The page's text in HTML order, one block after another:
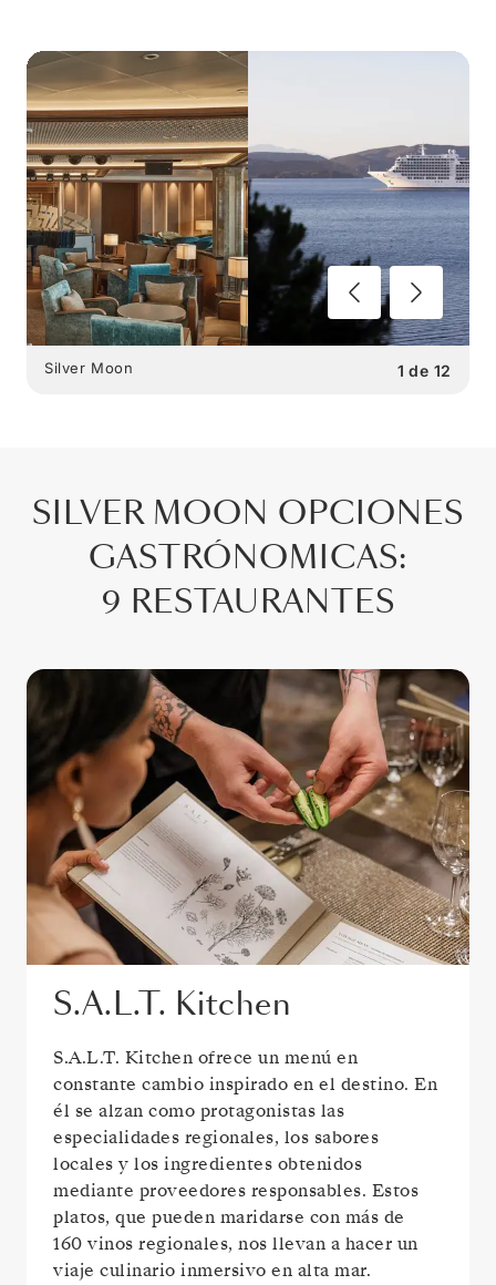
1 de 12
Silver Moon
SILVER MOON OPCIONES
GASTRÓNOMICAS:
9 RESTAURANTES
S.A.L.T. Kitchen
S.A.L.T. Kitchen ofrece un menú en
constante cambio inspirado en el destino. En
él se alzan como protagonistas las
especialidades regionales, los sabores
locales y los ingredientes obtenidos
mediante proveedores responsables. Estos
platos, que pueden maridarse con más de
160 vinos regionales, nos llevan a hacer un
viaje culinario inmersivo en alta mar.